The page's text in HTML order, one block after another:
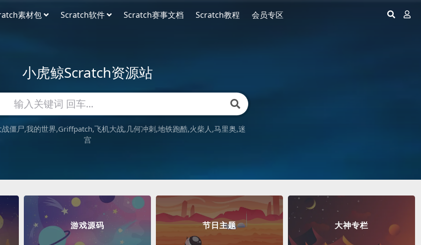
素材包 Scratch软件 Scratch赛事文档 Scratch教程 会员专区
小虎鲸Scratch资源站
僵尸 我的世界 Griffpatch 飞机大战 几何冲刺 地铁跑酷 火柴人 马里奥 迷
宫
游戏源码 节日主题 大神专栏